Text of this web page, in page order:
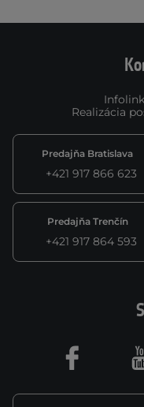
Realizácia
Predajňa Bratislava
+421 917 866 623
Predajňa Trenčín
+421 917 864 593
Facebook